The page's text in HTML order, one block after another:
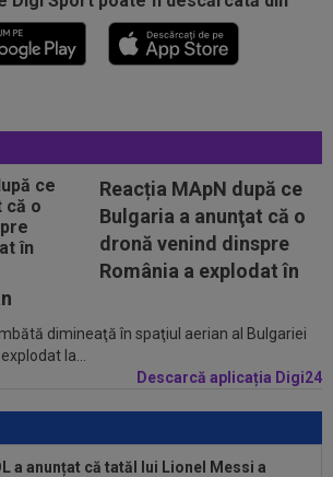
Reacția MApN după ce
Bulgaria a anunţat că o
dronă venind dinspre
România a explodat în
dimineaţă în spaţiul aerian al Bulgariei
la...
Descarcă aplicația Digi24
o surpriză...
LIVE VIDEO, 18:30, Digi
Gică Craioveanu nu s-a abținut și
Dănciulescu, în direct...
teatru în cazul transferului lui
pagină
a rupt tăcerea despre situația
Cluj: ”Te...
oficial al spitalului din Rosario
cuvinte
a anunțat că tatăl lui Lionel Messi a